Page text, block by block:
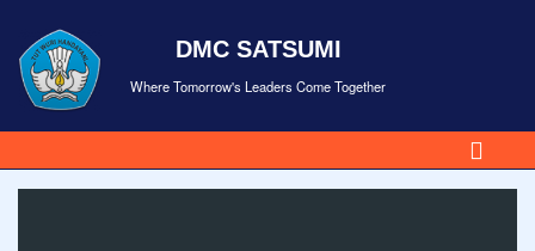
DMC SATSUMI
Where Tomorrow's Leaders Come Together